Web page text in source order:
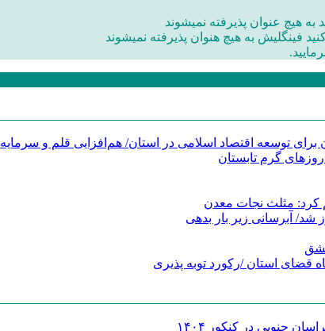
هیچ عنوان پذیرفته نمیشوند
فینگلیش به هیچ هنوان پذیرفته نمیشوند
توسعه اقتصاد اسلامی در استان/ هم‌افزایی قلم و سرمایه
گرم تابستان
کرد: مثلث نجات معدن
شد/ آبرسانی زیر بار بدهی
قضای استان /رکورد توبه پذیری